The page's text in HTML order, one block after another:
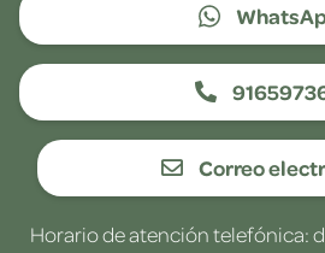
Correo
Horario de atención telefónica: